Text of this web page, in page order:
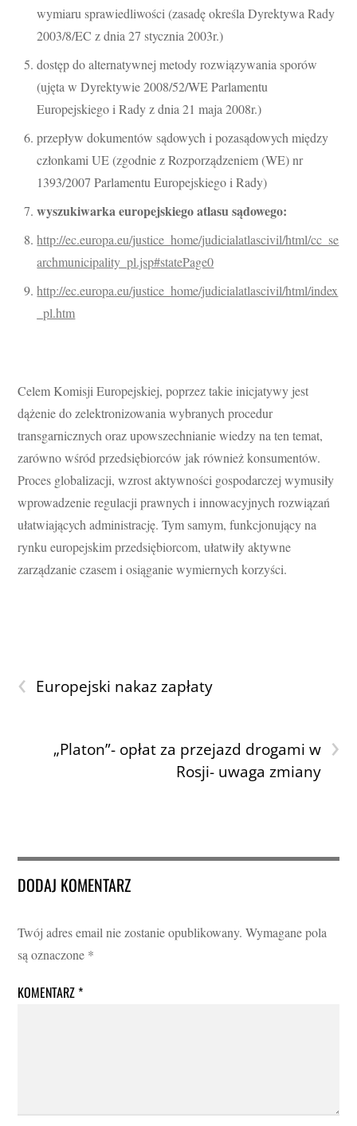
wymiaru sprawiedliwości (zasadę określa Dyrektywa Rady
2003/8/EC z dnia 27 stycznia 2003r.)
dostęp do alternatywnej metody rozwiązywania sporów
(ujęta w Dyrektywie 2008/52/WE Parlamentu
Europejskiego i Rady z dnia 21 maja 2008r.)
przepływ dokumentów sądowych i pozasądowych między
członkami UE (zgodnie z Rozporządzeniem (WE) nr
1393/2007 Parlamentu Europejskiego i Rady)
wyszukiwarka europejskiego atlasu sądowego:
http://ec.europa.eu/justice_home/judicialatlascivil/html/cc_se
archmunicipality_pl.jsp#statePage0
http://ec.europa.eu/justice_home/judicialatlascivil/html/index
_pl.htm
Celem Komisji Europejskiej, poprzez takie inicjatywy jest
dążenie do zelektronizowania wybranych procedur
transgarnicznych oraz upowszechnianie wiedzy na ten temat,
zarówno wśród przedsiębiorców jak również konsumentów.
Proces globalizacji, wzrost aktywności gospodarczej wymusiły
wprowadzenie regulacji prawnych i innowacyjnych rozwiązań
ułatwiających administrację. Tym samym, funkcjonujący na
rynku europejskim przedsiębiorcom, ułatwiły aktywne
zarządzanie czasem i osiąganie wymiernych korzyści.
‹ Europejski nakaz zapłaty
›
„Platon”- opłat za przejazd drogami w
Rosji- uwaga zmiany
DODAJ KOMENTARZ
Twój adres email nie zostanie opublikowany. Wymagane pola
są oznaczone *
KOMENTARZ*